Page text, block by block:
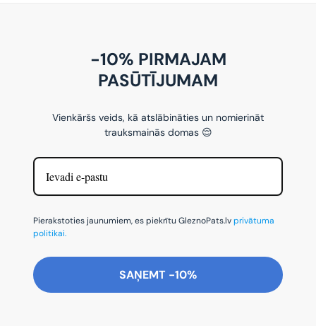
-10% PIRMAJAM
PASŪTĪJUMAM
Vienkāršs veids, kā atslābināties un nomierināt
trauksmainās domas 😌
Pierakstoties jaunumiem, es piekrītu GleznoPats.lvprivātuma
politikai.
SAŅEMT -10%